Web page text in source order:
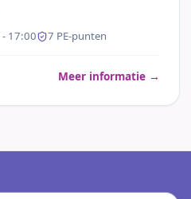
- 17:00 7 PE-punten
Meer informatie →